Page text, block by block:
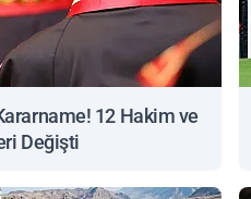
12 Hakim ve
Değişti